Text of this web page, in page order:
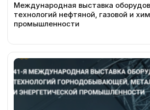
Международная выставка
технологий нефтяной, газовой и
промышленности